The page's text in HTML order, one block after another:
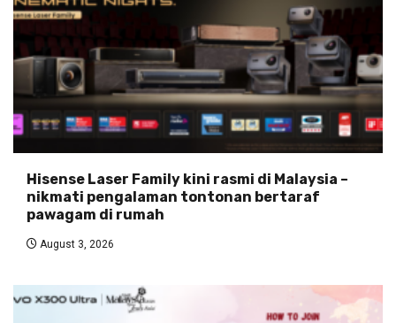
Hisense Laser Family kini rasmi di Malaysia –
nikmati pengalaman tontonan bertaraf
pawagam di rumah
August 3, 2026